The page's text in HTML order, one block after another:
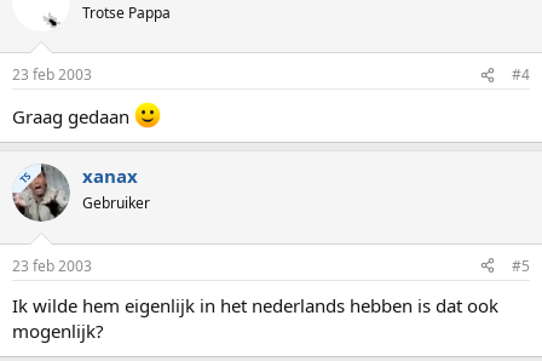
Trotse Pappa
23 feb 2003 #4
Graag gedaan
TS xanax
Gebruiker
23 feb 2003 #5
Ik wilde hem eigenlijk in het nederlands hebben is dat ook
mogenlijk?